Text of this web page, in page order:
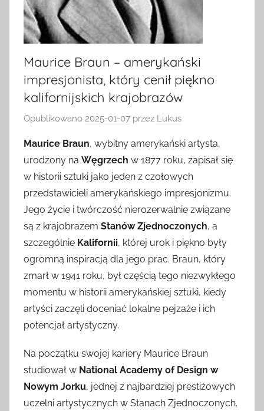
Maurice Braun – amerykański
impresjonista, który cenił piękno
kalifornijskich krajobrazów
Opublikowano 2025-01-07 przez Lukus
Maurice Braun, wybitny amerykański artysta,
urodzony na Węgrzech w 1877 roku, zapisał się
w historii sztuki jako jeden z czołowych
przedstawicieli amerykańskiego impresjonizmu.
Jego życie i twórczość nierozerwalnie związane
są z krajobrazem Stanów Zjednoczonych, a
szczególnie Kalifornii, której urok i piękno były
ogromną inspiracją dla jego prac. Braun, który
zmarł w 1941 roku, był częścią tego niezwykłego
momentu w historii amerykańskiej sztuki, kiedy
artyści zaczęli doceniać lokalne pejzaże i ich
potencjał artystyczny.
Na początku swojej kariery Maurice Braun
studiował w National Academy of Design w
Nowym Jorku, jednej z najbardziej prestiżowych
uczelni artystycznych w Stanach Zjednoczonych.